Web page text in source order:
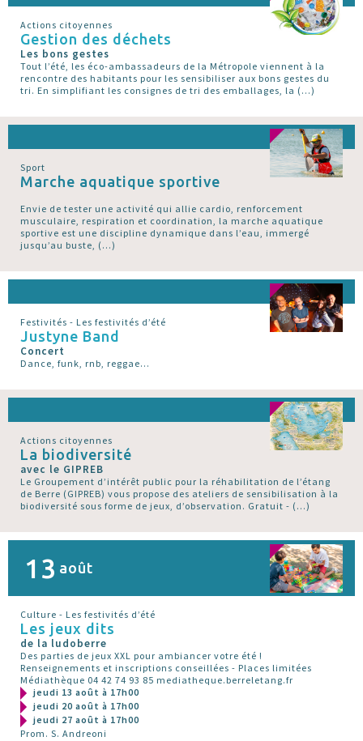
Actions citoyennes
Gestion des déchets
Les bons gestes
Tout l’été, les éco-ambassadeurs de la Métropole viennent à la
rencontre des habitants pour les sensibiliser aux bons gestes du
tri. En simplifiant les consignes de tri des emballages, la (…)
Sport
Marche aquatique sportive
Envie de tester une activité qui allie cardio, renforcement
musculaire, respiration et coordination, la marche aquatique
sportive est une discipline dynamique dans l’eau, immergé
jusqu’au buste, (…)
Festivités - Les festivités d’été
Justyne Band
Concert
Dance, funk, rnb, reggae...
Actions citoyennes
La biodiversité
avec le GIPREB
Le Groupement d’intérêt public pour la réhabilitation de l’étang
de Berre (GIPREB) vous propose des ateliers de sensibilisation à la
biodiversité sous forme de jeux, d’observation. Gratuit - (…)
13 août
Culture - Les festivités d’été
Les jeux dits
de la ludoberre
Des parties de jeux XXL pour ambiancer votre été !
Renseignements et inscriptions conseillées - Places limitées
Médiathèque 04 42 74 93 85 mediatheque.berreletang.fr
jeudi 13 août à 17h00
jeudi 20 août à 17h00
jeudi 27 août à 17h00
Prom. S. Andreoni